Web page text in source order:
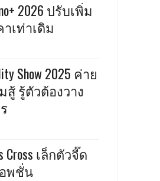
2026 ปรับเพิ่ม
เท่าเดิม
Show 2025 ค่าย
รู้ตัวต้องวาง
Cross เล็กตัวจี๊ด
พชั่น